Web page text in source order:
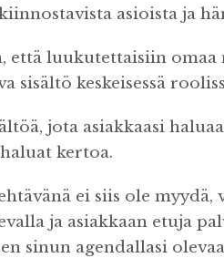
asioista ja
että luukutettaisiin
sisältö keskeisessä
jota asiakkaasi
kertoa.
ei siis ole myydä,
ja asiakkaan etuja
sinun agendallasi